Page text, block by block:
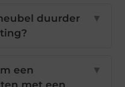
duurder
▼
een
▼